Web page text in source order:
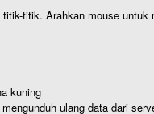
titik. Arahkan mouse untuk
kuning
ulang data dari